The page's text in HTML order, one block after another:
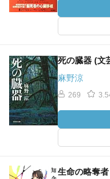
死の臓器 (文
麻野涼
269
生命の略奪